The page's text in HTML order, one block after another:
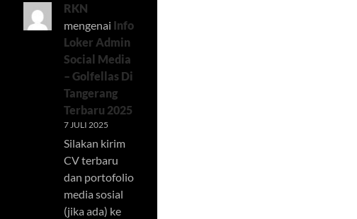
RKN
mengenai Info
Loker Admin
Social Media
– Golfellas Di
Tangerang
Terbaru 2025
7 JULI 2025
Silakan kirim
CV terbaru
dan portofolio
media sosial
(jika ada) ke